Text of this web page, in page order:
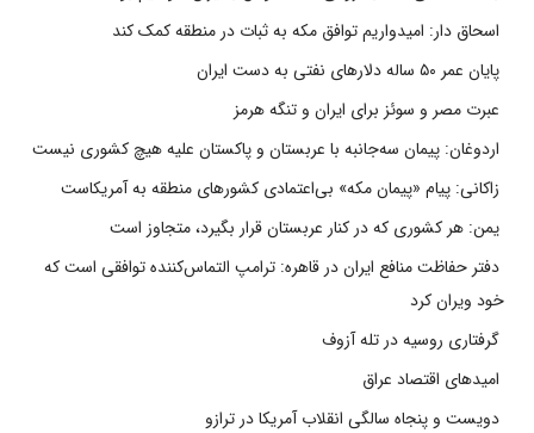
اسحاق دار: امیدواریم توافق مکه به ثبات در منطقه کمک کند
پایان عمر ۵۰ ساله دلارهای نفتی به دست ایران
عبرت مصر و سوئز برای ایران و تنگه هرمز
اردوغان: پیمان سه‌جانبه با عربستان و پاکستان علیه هیچ کشوری نیست
زاکانی: پیام «پیمان مکه» بی‌اعتمادی کشورهای منطقه به آمریکاست
یمن: هر کشوری که در کنار عربستان قرار بگیرد، متجاوز است
دفتر حفاظت منافع ایران در قاهره: ترامپ التماس‌کننده توافقی است که
خود ویران کرد
گرفتاری روسیه در تله آزوف
امیدهای اقتصاد عراق
دویست و پنجاه سالگی انقلاب آمریکا در ترازو